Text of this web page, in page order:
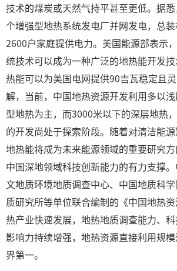
技术的煤炭或天然气持平甚至更低。据
个增强型地热系统发电厂并网发电，总
2600户家庭提供电力。美国能源部表示
统技术可以成为一种广泛的地热能开发
热能可以为美国电网提供90吉瓦稳定且
解，当前，中国地热资源开发利用多以
型地热为主，而3000米以下的深层地热
的开发尚处于探索阶段。随着对清洁能
地热能将成为未来能源领域的重要研究
中国深地领域科技创新能力的有力支撑
文地质环境地质调查中心、中国地质科
质研究所等单位联合编制的《中国地热
热产业快速发展，地热地质调查能力、
影响力持续增强，地热资源直接利用规
界第一。